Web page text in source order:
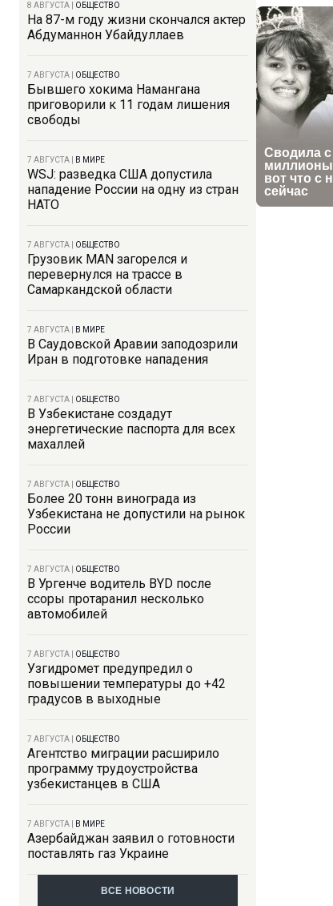
8 АВГУСТА ОБЩЕСТВО
На 87-м году жизни скончался актер
Абдуманнон Убайдуллаев
7 АВГУСТА ОБЩЕСТВО
Бывшего хокима Намангана
приговорили к 11 годам лишения
свободы
7 АВГУСТА В МИРЕ
WSJ: разведка США допустила
нападение России на одну из стран
НАТО
7 АВГУСТА ОБЩЕСТВО
Грузовик MAN загорелся и
перевернулся на трассе в
Самаркандской области
7 АВГУСТА В МИРЕ
В Саудовской Аравии заподозрили
Иран в подготовке нападения
7 АВГУСТА ОБЩЕСТВО
В Узбекистане создадут
энергетические паспорта для всех
махаллей
7 АВГУСТА ОБЩЕСТВО
Более 20 тонн винограда из
Узбекистана не допустили на рынок
России
7 АВГУСТА ОБЩЕСТВО
В Ургенче водитель BYD после
ссоры протаранил несколько
автомобилей
7 АВГУСТА ОБЩЕСТВО
Узгидромет предупредил о
повышении температуры до +42
градусов в выходные
7 АВГУСТА ОБЩЕСТВО
Агентство миграции расширило
программу трудоустройства
узбекистанцев в США
7 АВГУСТА В МИРЕ
Азербайджан заявил о готовности
поставлять газ Украине
ВСЕ НОВОСТИ